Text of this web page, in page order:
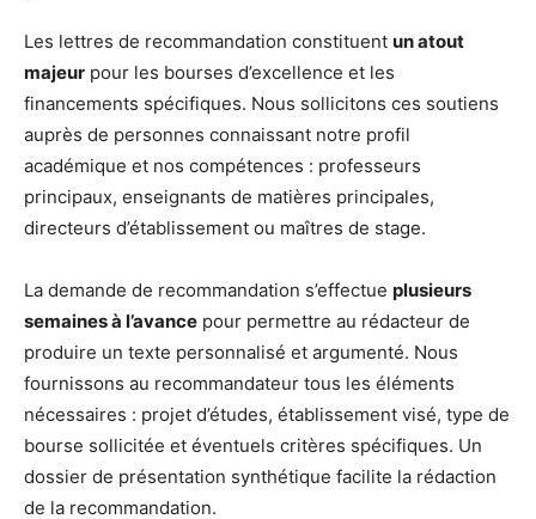
Les lettres de recommandation constituent un atout
majeur pour les bourses d’excellence et les
financements spécifiques. Nous sollicitons ces soutiens
auprès de personnes connaissant notre profil
académique et nos compétences : professeurs
principaux, enseignants de matières principales,
directeurs d’établissement ou maîtres de stage.
La demande de recommandation s’effectue plusieurs
semaines à l’avance pour permettre au rédacteur de
produire un texte personnalisé et argumenté. Nous
fournissons au recommandateur tous les éléments
nécessaires : projet d’études, établissement visé, type de
bourse sollicitée et éventuels critères spécifiques. Un
dossier de présentation synthétique facilite la rédaction
de la recommandation.